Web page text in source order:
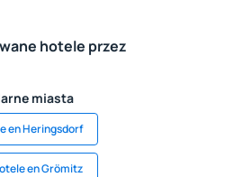
hotele przez
miasta
en Heringsdorf
en Grömitz